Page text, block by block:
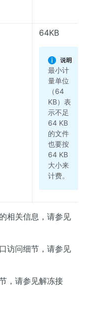
64KB
最小计
量单位
（64
KB）表
示不足
64 KB
的文件
也要按
64 KB
大小来
计费。
相关信息，请参见
访问细节，请参见
，请参见解冻接